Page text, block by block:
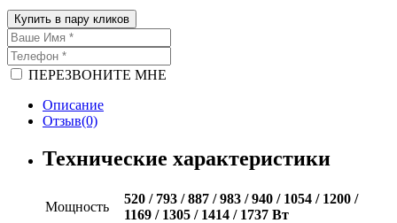
Купить в пару кликов
ПЕРЕЗВОНИТЕ МНЕ
Описание
Отзыв(0)
Технические характеристики
Мощность
520 / 793 / 887 / 983 / 940 / 1054 / 1200 /
1169 / 1305 / 1414 / 1737 Вт